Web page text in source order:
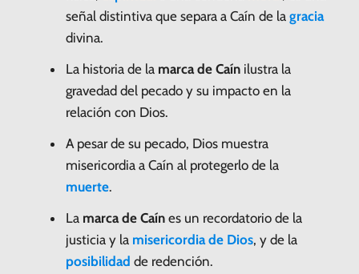
señal distintiva que separa a Caín de la gracia
divina.
La historia de la marca de Caín ilustra la
gravedad del pecado y su impacto en la
relación con Dios.
A pesar de su pecado, Dios muestra
misericordia a Caín al protegerlo de la
muerte.
La marca de Caín es un recordatorio de la
justicia y la misericordia de Dios, y de la
posibilidad de redención.